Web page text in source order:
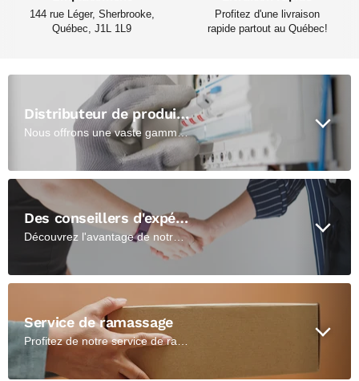
144 rue Léger, Sherbrooke,
Québec, J1L 1L9
Profitez d'une livraison
rapide partout au Québec!
Distributeur de produits électriques résidentiels et commerciaux
Nous offrons une vaste gamme de solutions électriques de qualité pour répondre à vos besoins spécifiques, que ce soit pour votre domicile ou votre entreprise.
Des conseillers d'expérience
Découvrez l'avantage de notre équipe de conseillers expérimentés, prêts à vous guider dans vos choix, et bénéficiez de conseils personnalisés pour répondre à vos besoins
Service de ramassage